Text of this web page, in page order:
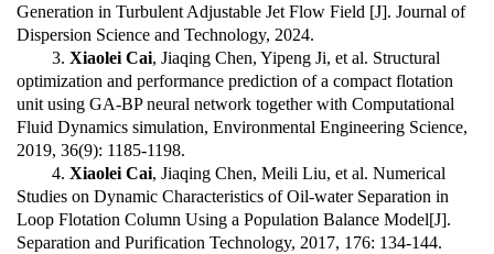
Generation in Turbulent Adjustable Jet Flow Field [J]. Journal of
Dispersion Science and Technology, 2024.
3. Xiaolei Cai, Jiaqing Chen, Yipeng Ji, et al. Structural
optimization and performance prediction of a compact flotation
unit using GA-BP neural network together with Computational
Fluid Dynamics simulation, Environmental Engineering Science,
2019, 36(9): 1185-1198.
4. Xiaolei Cai, Jiaqing Chen, Meili Liu, et al. Numerical
Studies on Dynamic Characteristics of Oil-water Separation in
Loop Flotation Column Using a Population Balance Model[J].
Separation and Purification Technology, 2017, 176: 134-144.